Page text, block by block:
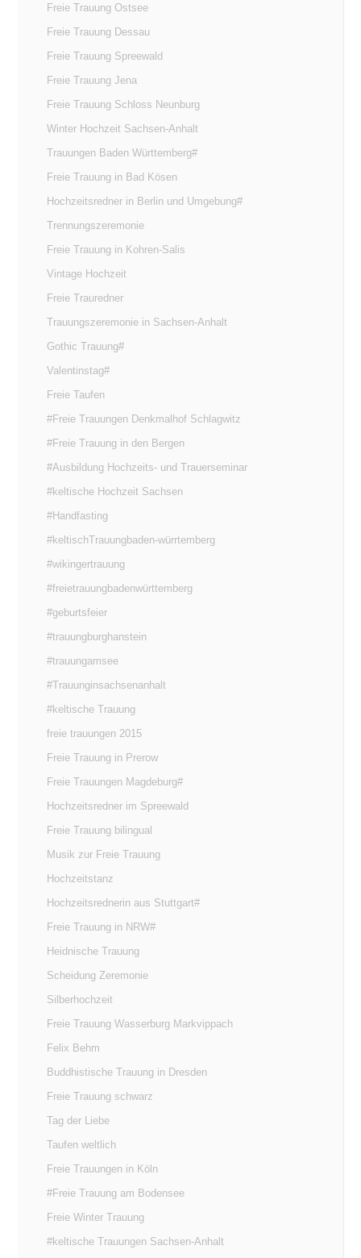
Freie Trauung Ostsee
Freie Trauung Dessau
Freie Trauung Spreewald
Freie Trauung Jena
Freie Trauung Schloss Neunburg
Winter Hochzeit Sachsen-Anhalt
Trauungen Baden Württemberg#
Freie Trauung in Bad Kösen
Hochzeitsredner in Berlin und Umgebung#
Trennungszeremonie
Freie Trauung in Kohren-Salis
Vintage Hochzeit
Freie Trauredner
Trauungszeremonie in Sachsen-Anhalt
Gothic Trauung#
Valentinstag#
Freie Taufen
#Freie Trauungen Denkmalhof Schlagwitz
#Freie Trauung in den Bergen
#Ausbildung Hochzeits- und Trauerseminar
#keltische Hochzeit Sachsen
#Handfasting
#keltischTrauungbaden-würrtemberg
#wikingertrauung
#freietrauungbadenwürttemberg
#geburtsfeier
#trauungburghanstein
#trauungamsee
#Trauunginsachsenanhalt
#keltische Trauung
freie trauungen 2015
Freie Trauung in Prerow
Freie Trauungen Magdeburg#
Hochzeitsredner im Spreewald
Freie Trauung bilingual
Musik zur Freie Trauung
Hochzeitstanz
Hochzeitsrednerin aus Stuttgart#
Freie Trauung in NRW#
Heidnische Trauung
Scheidung Zeremonie
Silberhochzeit
Freie Trauung Wasserburg Markvippach
Felix Behm
Buddhistische Trauung in Dresden
Freie Trauung schwarz
Tag der Liebe
Taufen weltlich
Freie Trauungen in Köln
#Freie Trauung am Bodensee
Freie Winter Trauung
#keltische Trauungen Sachsen-Anhalt